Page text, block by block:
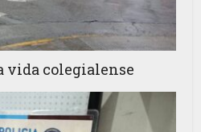
vida colegialense